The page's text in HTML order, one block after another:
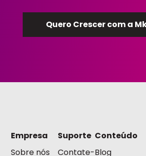
Empresa
Sobre nós
Suporte
Contate-
Conteúdo
Blog